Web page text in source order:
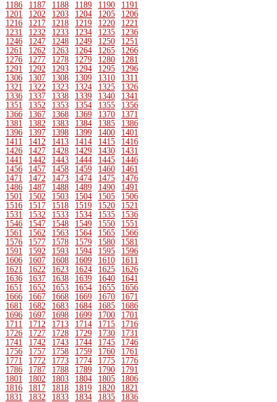
1186 1187 1188 1189 1190
1191
1201 1202 1203 1204 1205
1206
1216 1217 1218 1219 1220
1221
1231 1232 1233 1234 1235
1236
1246 1247 1248 1249 1250
1251
1261 1262 1263 1264 1265
1266
1276 1277 1278 1279 1280
1281
1291 1292 1293 1294 1295
1296
1306 1307 1308 1309 1310
1311
1321 1322 1323 1324 1325
1326
1336 1337 1338 1339 1340
1341
1351 1352 1353 1354 1355
1356
1366 1367 1368 1369 1370
1371
1381 1382 1383 1384 1385
1386
1396 1397 1398 1399 1400
1401
1411 1412 1413 1414 1415
1416
1426 1427 1428 1429 1430
1431
1441 1442 1443 1444 1445
1446
1456 1457 1458 1459 1460
1461
1471 1472 1473 1474 1475
1476
1486 1487 1488 1489 1490
1491
1501 1502 1503 1504 1505
1506
1516 1517 1518 1519 1520
1521
1531 1532 1533 1534 1535
1536
1546 1547 1548 1549 1550
1551
1561 1562 1563 1564 1565
1566
1576 1577 1578 1579 1580
1581
1591 1592 1593 1594 1595
1596
1606 1607 1608 1609 1610
1611
1621 1622 1623 1624 1625
1626
1636 1637 1638 1639 1640
1641
1651 1652 1653 1654 1655
1656
1666 1667 1668 1669 1670
1671
1681 1682 1683 1684 1685
1686
1696 1697 1698 1699 1700
1701
1711 1712 1713 1714 1715
1716
1726 1727 1728 1729 1730
1731
1741 1742 1743 1744 1745
1746
1756 1757 1758 1759 1760
1761
1771 1772 1773 1774 1775
1776
1786 1787 1788 1789 1790
1791
1801 1802 1803 1804 1805
1806
1816 1817 1818 1819 1820
1821
1831 1832 1833 1834 1835
1836